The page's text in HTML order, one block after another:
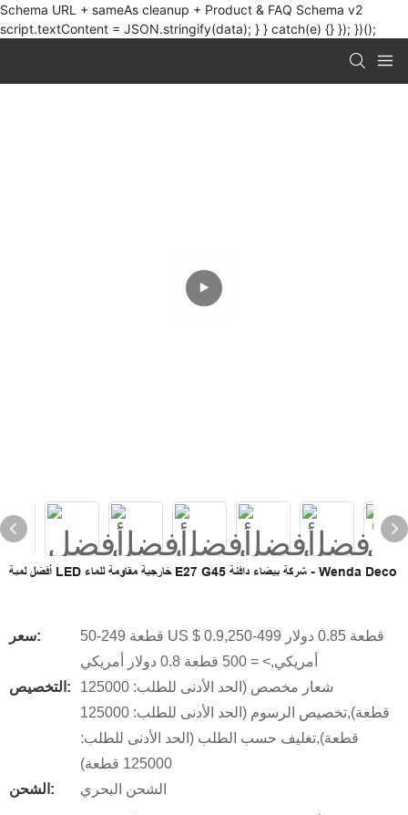
Schema URL + sameAs cleanup + Product & FAQ Schema v2
script.textContent = JSON.stringify(data); } } catch(e) {} }); })();
أفضل لمبة LED خارجية مقاومة للماء E27 G45 شركة بيضاء دافئة - Wenda Deco
سعر:
50-249 قطعة US $ 0.9,250-499 قطعة 0.85 دولار
أمريكي,> = 500 قطعة 0.8 دولار أمريكي
التخصيص:
شعار مخصص (الحد الأدنى للطلب: 125000
قطعة),تخصيص الرسوم (الحد الأدنى للطلب: 125000
قطعة),تغليف حسب الطلب (الحد الأدنى للطلب:
125000 قطعة)
الشحن:
الشحن البحري